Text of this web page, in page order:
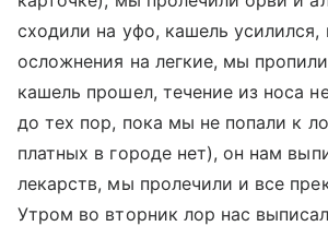
сходили на уфо, кашель усилился,
осложнения на легкие, мы
кашель прошел, течение из носа
до тех пор, пока мы не попали к
платных в городе нет), он нам
лекарств, мы пролечили и все
Утром во вторник лор нас